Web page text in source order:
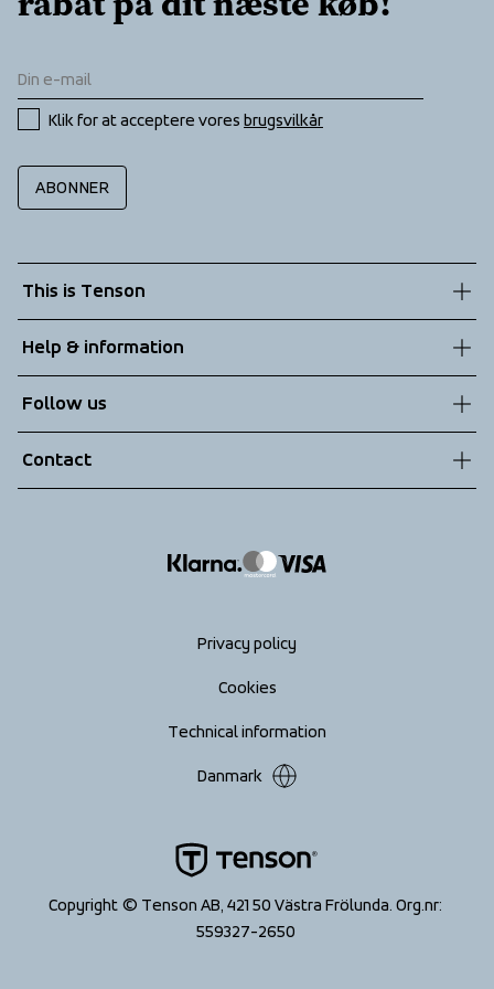
Klik for at acceptere vores brugsvilkår
ABONNER
This is Tenson
Sustainability
Technologies
Help & information
Terms & Conditions
Returns
Follow us
Contact
Copyright © Tenson AB, 421 50 Västra Frölunda. Org.nr:
559327-2650
Privacy policy
Cookies
Technical information
Danmark